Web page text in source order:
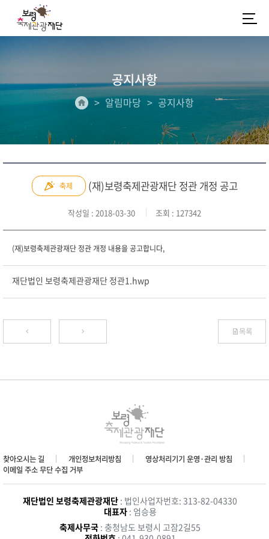
공지사항
알림마당 공지사항
축제 (재)보령축제관광재단 정관 개정 공고
작성일 : 2018-03-30 조회 : 127342
(재)보령축제관광재단 정관 개정 내용을 공고합니다,
재단법인 보령축제관광재단 정관1.hwp
목록
찾아오시는 길 개인정보처리방침
영상처리기기 운영·관리 방침
이메일 주소 무단 수집 거부
재단법인 보령축제관광재단 : 법인사업자번호: 313-82-04330
대표자: 엄승용
축제사무국 : 충청남도 보령시 고잠2길55